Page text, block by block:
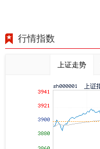
行情指数
上证走势